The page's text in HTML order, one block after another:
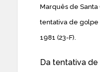
Marquês de
tentativa de golpe
1981 (23-F).
Da tentativa